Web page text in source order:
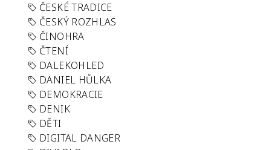
ČESKÉ TRADICE
ČESKÝ ROZHLAS
ČINOHRA
ČTENÍ
DALEKOHLED
DANIEL HŮLKA
DEMOKRACIE
DENIK
DĚTI
DIGITAL DANGER